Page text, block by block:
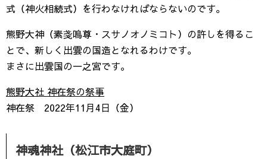
式（神火相続式）を行わなければならないのです。
熊野大神（素戔嗚尊・スサノオノミコト）の許しを得るこ
とで、新しく出雲の国造となれるわけです。
まさに出雲国の一之宮です。
熊野大社 神在祭の祭事
神在祭 2022年11月4日（金）
神魂神社（松江市大庭町）